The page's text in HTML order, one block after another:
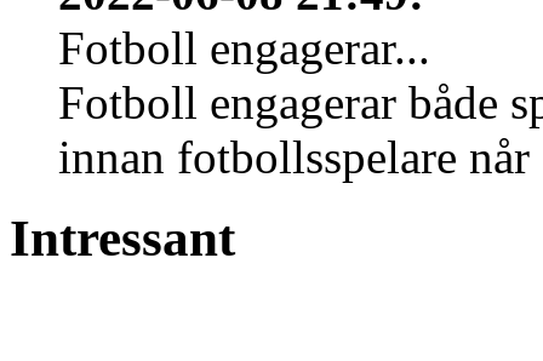
Fotboll engagerar...
Fotboll engagerar både
innan fotbollsspelare
Intressant